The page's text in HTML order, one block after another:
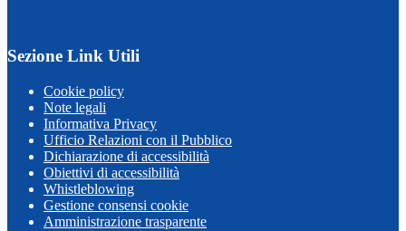
Sezione Link Utili
Cookie policy
Note legali
Informativa Privacy
Ufficio Relazioni con il Pubblico
Dichiarazione di accessibilità
Obiettivi di accessibilità
Whistleblowing
Gestione consensi cookie
Amministrazione trasparente